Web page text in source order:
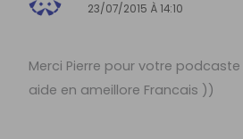
23/07/2015 À 14:10
Merci Pierre pour votre
aide en ameillore Francais ))